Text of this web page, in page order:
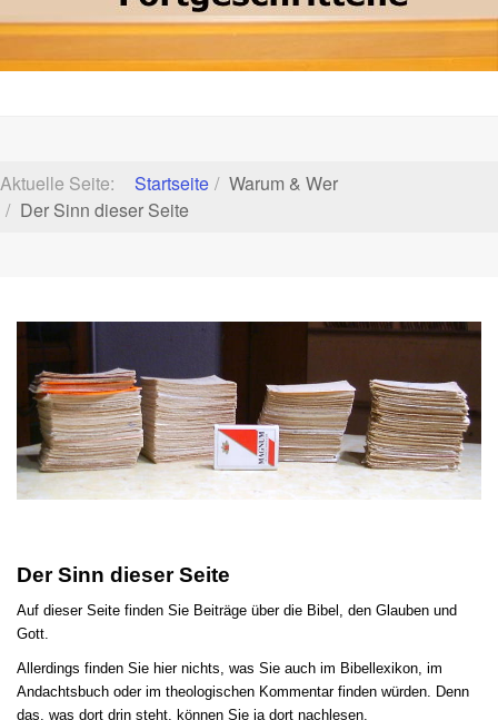
Aktuelle Seite: Startseite
Warum & Wer
Der Sinn dieser Seite
Der Sinn dieser Seite
Auf dieser Seite finden Sie Beiträge über die Bibel, den Glauben und
Gott.
Allerdings finden Sie hier nichts, was Sie auch im Bibellexikon, im
Andachtsbuch oder im theologischen Kommentar finden würden. Denn
das, was dort drin steht, können Sie ja dort nachlesen.